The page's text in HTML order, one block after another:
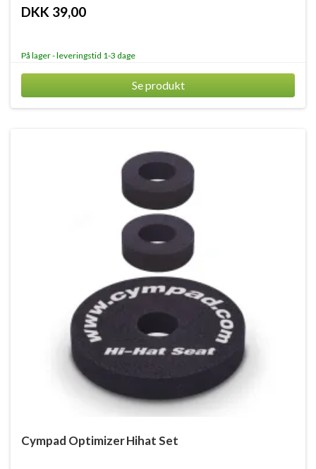
DKK 39,00
På lager - leveringstid 1-3 dage
Se produkt
Cympad Optimizer Hihat Set